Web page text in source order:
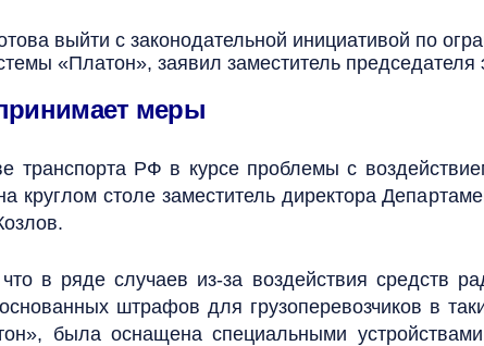
выйти с законодательной инициативой по
«Платон», заявил заместитель
меры
транспорта РФ в курсе проблемы с
круглом столе заместитель директора
в ряде случаев из-за воздействия средств
штрафов для грузоперевозчиков в
была оснащена специальными